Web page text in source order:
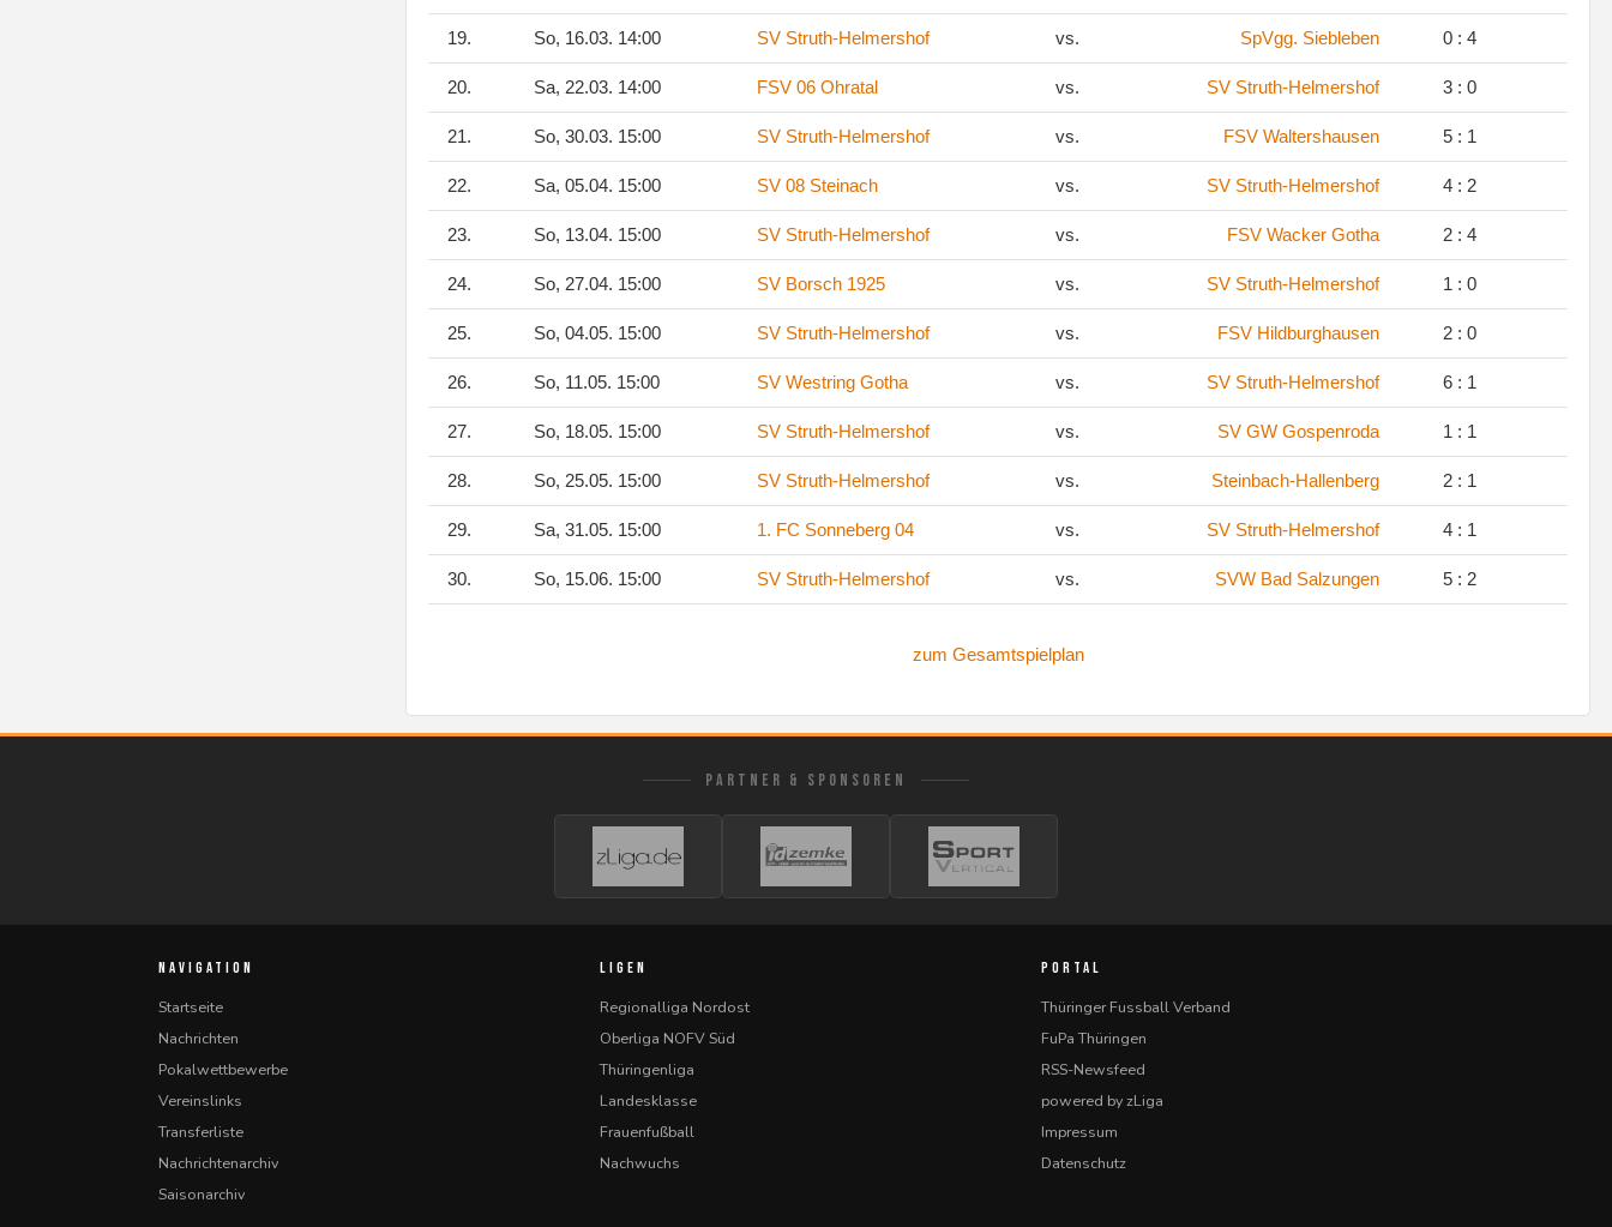
19. So, 16.03. 14:00 SV Struth-Helmershof vs. SpVgg. Siebleben 0 : 4
20. Sa, 22.03. 14:00 FSV 06 Ohratal vs. SV Struth-Helmershof 3 : 0
21. So, 30.03. 15:00 SV Struth-Helmershof vs. FSV Waltershausen 5 : 1
22. Sa, 05.04. 15:00 SV 08 Steinach vs. SV Struth-Helmershof 4 : 2
23. So, 13.04. 15:00 SV Struth-Helmershof vs. FSV Wacker Gotha 2 : 4
24. So, 27.04. 15:00 SV Borsch 1925 vs. SV Struth-Helmershof 1 : 0
25. So, 04.05. 15:00 SV Struth-Helmershof vs. FSV Hildburghausen 2 : 0
26. So, 11.05. 15:00 SV Westring Gotha vs. SV Struth-Helmershof 6 : 1
27. So, 18.05. 15:00 SV Struth-Helmershof vs. SV GW Gospenroda 1 : 1
28. So, 25.05. 15:00 SV Struth-Helmershof vs. Steinbach-Hallenberg 2 : 1
29. Sa, 31.05. 15:00 1. FC Sonneberg 04 vs. SV Struth-Helmershof 4 : 1
30. So, 15.06. 15:00 SV Struth-Helmershof vs. SVW Bad Salzungen 5 : 2
zum Gesamtspielplan
PARTNER & SPONSOREN
NAVIGATION
Startseite
Nachrichten
Pokalwettbewerbe
Vereinslinks
Transferliste
Nachrichtenarchiv
Saisonarchiv
LIGEN
Regionalliga Nordost
Oberliga NOFV Süd
Thüringenliga
Landesklasse
Frauenfußball
Nachwuchs
PORTAL
Thüringer Fussball Verband
FuPa Thüringen
RSS-Newsfeed
powered by zLiga
Impressum
Datenschutz